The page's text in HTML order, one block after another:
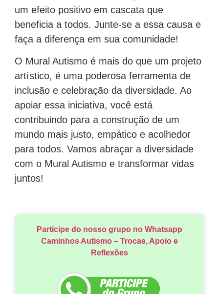
um efeito positivo em cascata que
beneficia a todos. Junte-se a essa causa e
faça a diferença em sua comunidade!
O Mural Autismo é mais do que um projeto
artístico, é uma poderosa ferramenta de
inclusão e celebração da diversidade. Ao
apoiar essa iniciativa, você está
contribuindo para a construção de um
mundo mais justo, empático e acolhedor
para todos. Vamos abraçar a diversidade
com o Mural Autismo e transformar vidas
juntos!
Participe do nosso grupo no Whatsapp
Caminhos Autismo – Trocas, Apoio e
Reflexões